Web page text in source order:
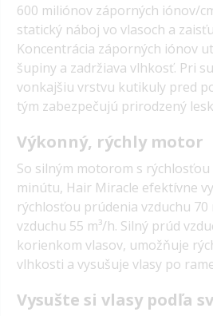
600 miliónov záporných iónov/
statický náboj vo vlasoch a
Koncentrácia záporných iónov
šupiny a zadržiava vlhkosť. Pri
vonkajšiu vrstvu kutikuly pred
tým zabezpečujú prirodzený
Výkonný, rýchly motor
So silným motorom s rýchlosťou
minútu, Hair Miracle efektívne
rýchlosťou prúdenia vzduchu 70
vzduchu 55 m³/h. Silný prúd
korienkom vlasov, umožňuje
vlhkosti a vysušuje vlasy po
Vysušte si vlasy podľa